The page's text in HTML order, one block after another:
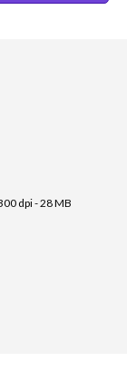
dpi - 28 MB